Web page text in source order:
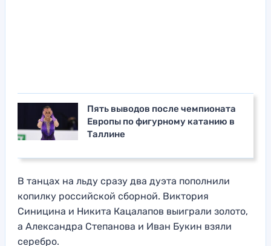
Пять выводов после чемпионата
Европы по фигурному катанию в
Таллине
В танцах на льду сразу два дуэта пополнили
копилку российской сборной. Виктория
Синицина и Никита Кацалапов выиграли золото,
а Александра Степанова и Иван Букин взяли
серебро.